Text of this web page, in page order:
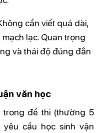
cần viết quá dài,
lạc. Quan trọng
và thái độ đúng đắn
văn học
trong đề thi (thường 5
yêu cầu học sinh vận